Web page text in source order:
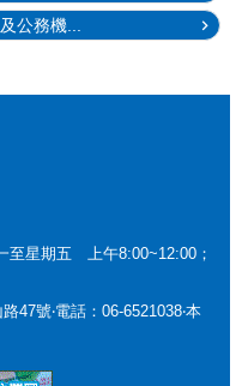
公務機...
至星期五 上午8:00~12:00；
47號‧電話：06-6521038‧本